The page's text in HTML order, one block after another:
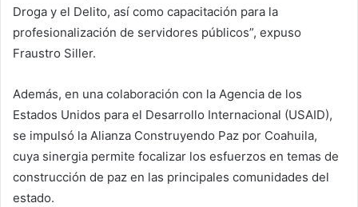
Droga y el Delito, así como capacitación para la
profesionalización de servidores públicos”, expuso
Fraustro Siller.
Además, en una colaboración con la Agencia de los
Estados Unidos para el Desarrollo Internacional (USAID),
se impulsó la Alianza Construyendo Paz por Coahuila,
cuya sinergia permite focalizar los esfuerzos en temas de
construcción de paz en las principales comunidades del
estado.